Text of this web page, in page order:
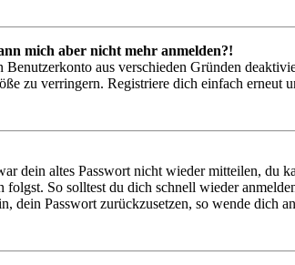
mich aber nicht mehr anmelden?!
Benutzerkonto aus verschieden Gründen
zu verringern. Registriere dich einfach erneut
dein altes Passwort nicht wieder mitteilen, du
folgst. So solltest du dich schnell wieder
dein Passwort zurückzusetzen, so wende dich